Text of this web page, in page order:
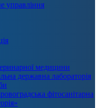
управління
медицини
державна лабораторія
фітосанітарна